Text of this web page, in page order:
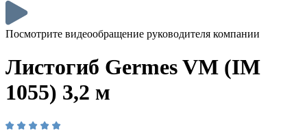
Посмотрите видеообращение руководителя компании
Листогиб Germes VM (IM
1055) 3,2 м